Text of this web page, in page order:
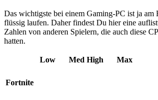
Das wichtigste bei einem Gaming-PC ist ja am
flüssig laufen. Daher findest Du hier eine
Zahlen von anderen Spielern, die auch diese
hatten.
Low Med High Max
Fortnite